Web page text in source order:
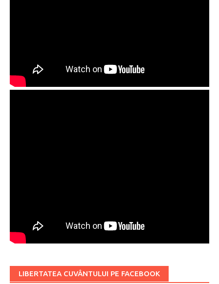
LIBERTATEA CUVÂNTULUI PE FACEBOOK